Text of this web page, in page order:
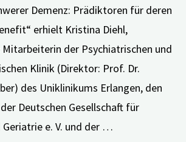
Demenz: Prädiktoren für deren
erhielt Kristina Diehl,
der Psychiatrischen und
Klinik (Direktor: Prof. Dr.
des Uniklinikums Erlangen, den
Deutschen Gesellschaft für
e. V. und der …